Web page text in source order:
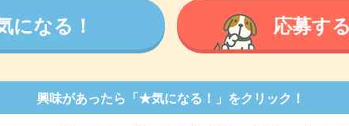
になる！ 応募す
興味があったら「★気になる！」をクリック！